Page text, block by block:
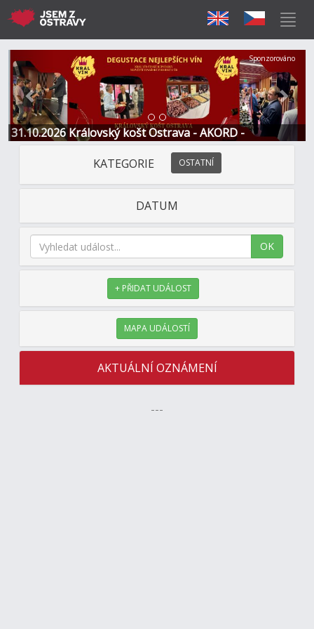
31.10.2026 Královský košt Ostrava - AKORD -
Restaurace a Hotel
Předchozí Další
Sponzorováno
KATEGORIE OSTATNÍ
DATUM
OK
+ PŘIDAT UDÁLOST
MAPA UDÁLOSTÍ
AKTUÁLNÍ OZNÁMENÍ
---